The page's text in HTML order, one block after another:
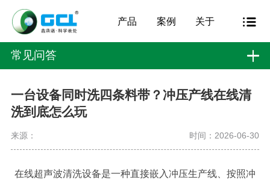
产品 案例 关于
常见问答
一台设备同时洗四条料带？冲压产线在线清
洗到底怎么玩
来源： 时间：2026-06-30
在线超声波清洗设备是一种直接嵌入冲压生产线、按照冲